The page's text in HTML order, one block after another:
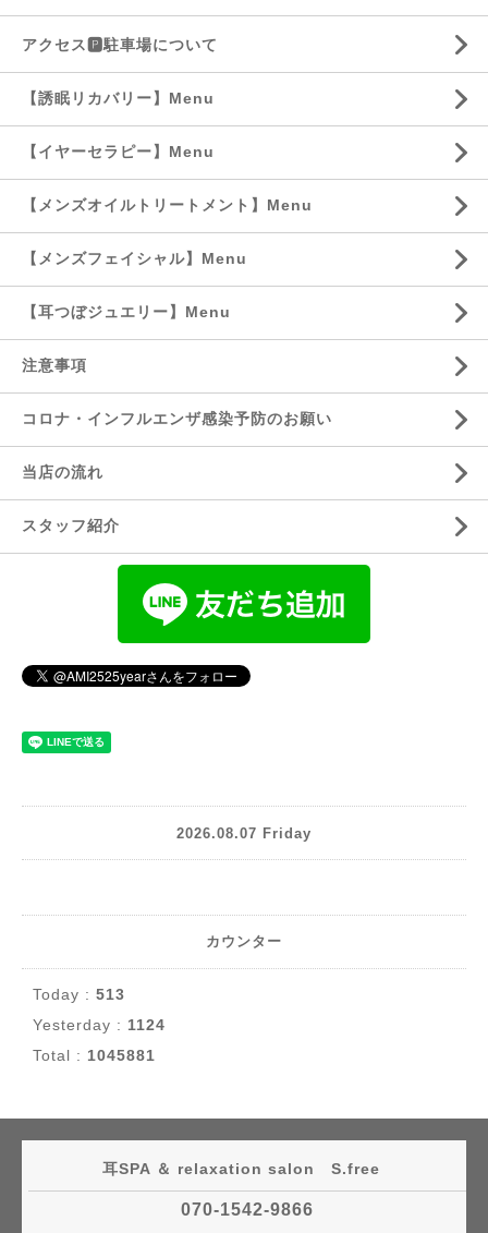
アクセス🅿️駐車場について
【誘眠リカバリー】Menu
【イヤーセラピー】Menu
【メンズオイルトリートメント】Menu
【メンズフェイシャル】Menu
【耳つぼジュエリー】Menu
注意事項
コロナ・インフルエンザ感染予防のお願い
当店の流れ
スタッフ紹介
2026.08.07 Friday
カウンター
Today : 513
Yesterday : 1124
Total : 1045881
耳SPA ＆ relaxation salon S.free
070-1542-9866